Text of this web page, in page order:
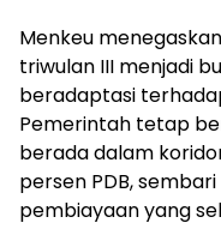
Menkeu
triwulan III menjadi
beradaptasi
Pemerintah tetap
berada dalam
persen PDB,
pembiayaan yang